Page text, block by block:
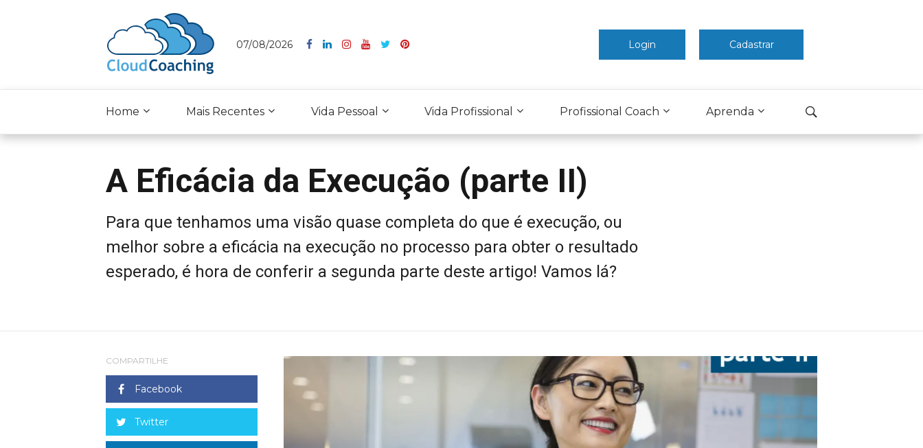
07/08/2026 Login Cadastrar
Home Mais Recentes Vida Pessoal Vida Profissional Profissional Coach Aprenda
A Eficácia da Execução (parte II)
Para que tenhamos uma visão quase completa do que é execução, ou
melhor sobre a eficácia na execução no processo para obter o resultado
esperado, é hora de conferir a segunda parte deste artigo! Vamos lá?
COMPARTILHE
Facebook
Twitter